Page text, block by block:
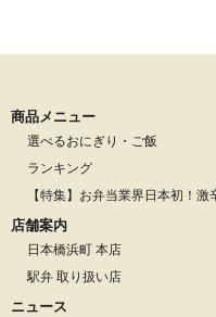
商品メニュー
選べるおにぎり・ご飯
ランキング
【特集】お弁当業界日本初！
店舗案内
日本橋浜町 本店
駅弁 取り扱い店
ニュース